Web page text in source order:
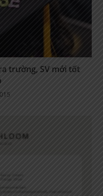
trường, SV mới tốt